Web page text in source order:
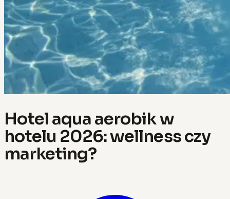
Hotel aqua aerobik w
hotelu 2026: wellness czy
marketing?